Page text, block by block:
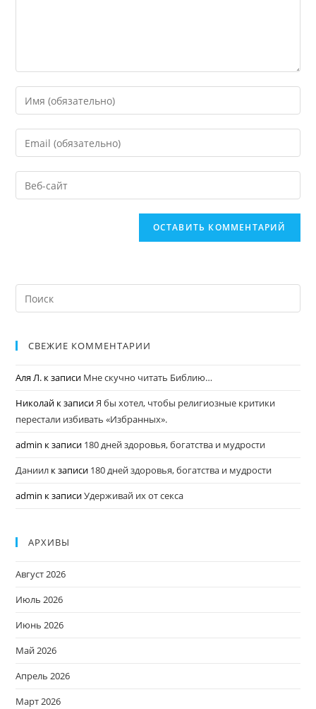
СВЕЖИЕ КОММЕНТАРИИ
Аля Л. к записи Мне скучно читать Библию…
Николай к записиЯ бы хотел, чтобы религиозные критики
перестали избивать «Избранных».
admin к записи 180 дней здоровья, богатства и мудрости
Даниил к записи 180 дней здоровья, богатства и мудрости
admin к записиУдерживай их от секса
АРХИВЫ
Август 2026
Июль 2026
Июнь 2026
Май 2026
Апрель 2026
Март 2026